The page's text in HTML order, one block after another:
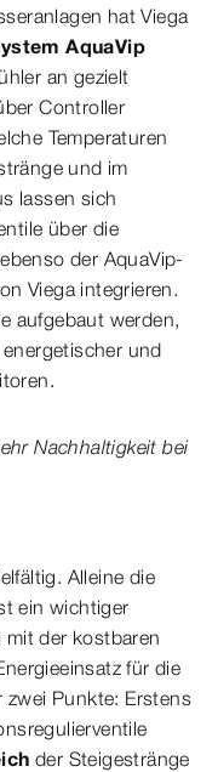
hat Viega
AquaVip
an gezielt
Controller
Temperaturen
und im
lassen sich
über die
der AquaVip-
Viega integrieren.
aufgebaut werden,
und
Nachhaltigkeit bei
Alleine die
ein wichtiger
der kostbaren
für die
Punkte: Erstens
der Steigestränge